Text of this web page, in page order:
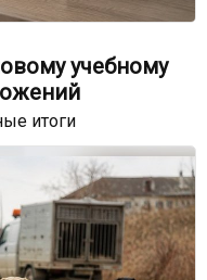
учебному
итоги